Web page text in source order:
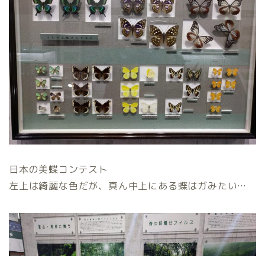
日本の美蝶コンテスト
左上は綺麗な色だが、真ん中上にある蝶はガみたい…